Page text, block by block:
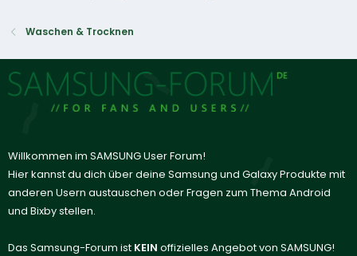
Waschen & Trocknen
Willkommen im SAMSUNG User Forum!
Hier kannst du dich über deine Samsung und Galaxy Produkte mit
anderen Usern austauschen oder Fragen zum Thema Android
und Bixby stellen.
Das Samsung-Forum ist KEIN offizielles Angebot von SAMSUNG!